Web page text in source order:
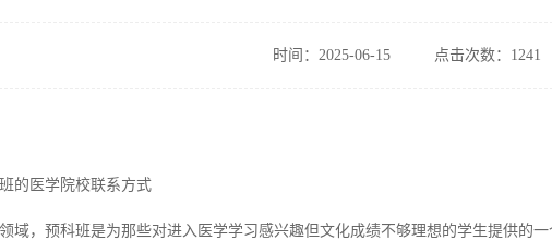
时间：2025-06-15 点击次数：1241
的医学院校联系方式
域，预科班是为那些对进入医学学习感兴趣但文化成绩不够理想的学生提供的